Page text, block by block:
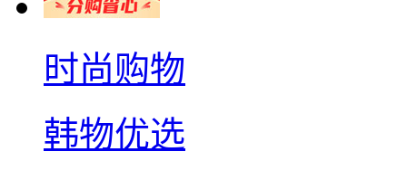
时尚购物
韩物优选